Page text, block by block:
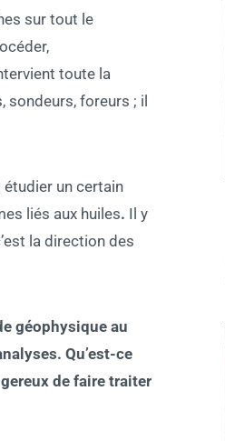
sur tout le
toute la
sondeurs, foreurs ; il
étudier un certain
liés aux huiles. Il y
la direction des
géophysique au
Qu’est-ce
de faire traiter